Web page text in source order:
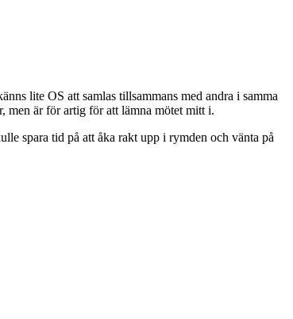
lite OS att samlas tillsammans med andra i samma
men är för artig för att lämna mötet mitt i.
spara tid på att åka rakt upp i rymden och vänta på